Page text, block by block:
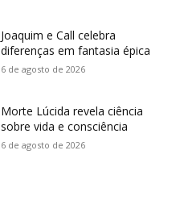
Joaquim e Call celebra
diferenças em fantasia épica
6 de agosto de 2026
Morte Lúcida revela ciência
sobre vida e consciência
6 de agosto de 2026